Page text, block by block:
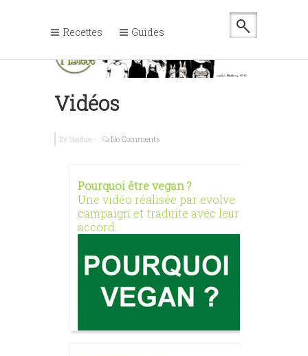
Recettes Guides
Vidéos
By Sophie - No Comments
Pourquoi être vegan ?
Une vidéo réalisée par evolve
campaign et traduite avec leur
accord.